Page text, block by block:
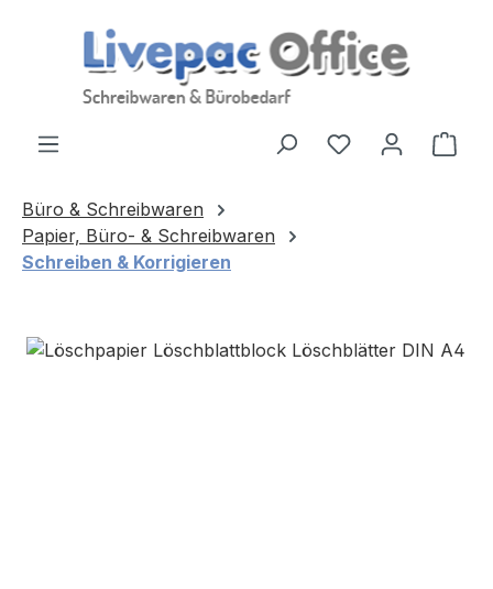
Zum Hauptinhalt springen
Büro & Schreibwaren
Papier, Büro- & Schreibwaren
Schreiben & Korrigieren
Bildergalerie überspringen